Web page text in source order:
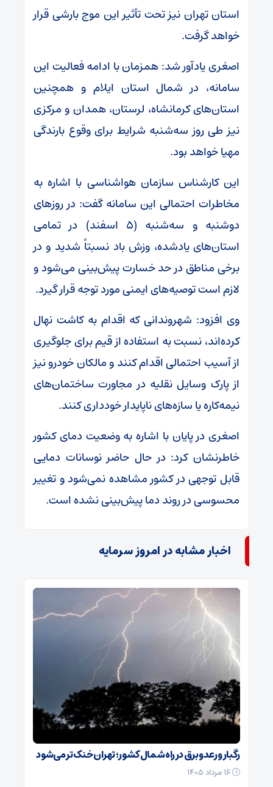
استان تهران نیز تحت تأثیر این موج بارشی قرار
خواهد گرفت.
اصغری یادآور شد: همزمان با ادامه فعالیت این
سامانه، در شمال استان ایلام و همچنین
استان‌های کرمانشاه، لرستان، همدان و مرکزی
نیز طی روز سه‌شنبه شرایط برای وقوع بارندگی
مهیا خواهد بود.
این کارشناس سازمان هواشناسی با اشاره به
مخاطرات احتمالی این سامانه گفت: در روزهای
دوشنبه و سه‌شنبه (۵ اسفند) در تمامی
استان‌های یادشده، وزش باد نسبتاً شدید و در
برخی مناطق در حد خسارت پیش‌بینی می‌شود و
لازم است توصیه‌های ایمنی مورد توجه قرار گیرد.
وی افزود: شهروندانی که اقدام به کاشت نهال
کرده‌اند، نسبت به استفاده از قیم برای جلوگیری
از آسیب احتمالی اقدام کنند و مالکان خودرو نیز
از پارک وسایل نقلیه در مجاورت ساختمان‌های
نیمه‌کاره یا سازه‌های ناپایدار خودداری کنند.
اصغری در پایان با اشاره به وضعیت دمای کشور
خاطرنشان کرد: در حال حاضر نوسانات دمایی
قابل توجهی در کشور مشاهده نمی‌شود و تغییر
محسوسی در روند دما پیش‌بینی نشده است.
اخبار مشابه در امروز سرمایه
رگبار و رعدوبرق در راه شمال کشور؛ تهران خنک‌تر می‌شود